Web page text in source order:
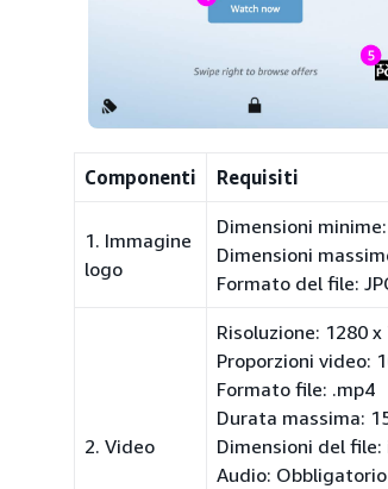
Componenti Requisiti
1. Immagine
logo
Dimensioni
Dimensioni
Formato del file:
2. Video
Risoluzione: 1280
Proporzioni video:
Formato file: .mp4
Durata massima:
Dimensioni del
Audio: Obbligatorio